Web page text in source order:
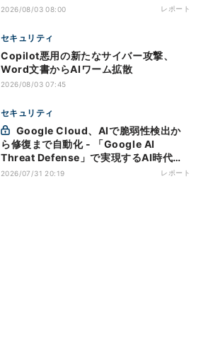
2026/08/03 08:00 レポート
セキュリティ
Copilot悪用の新たなサイバー攻撃、
Word文書からAIワーム拡散
2026/08/03 07:45
セキュリティ
ら修復まで自動化 - 「Google AI
Threat Defense」で実現するAI時代の
防御戦略
2026/07/31 20:19 レポート